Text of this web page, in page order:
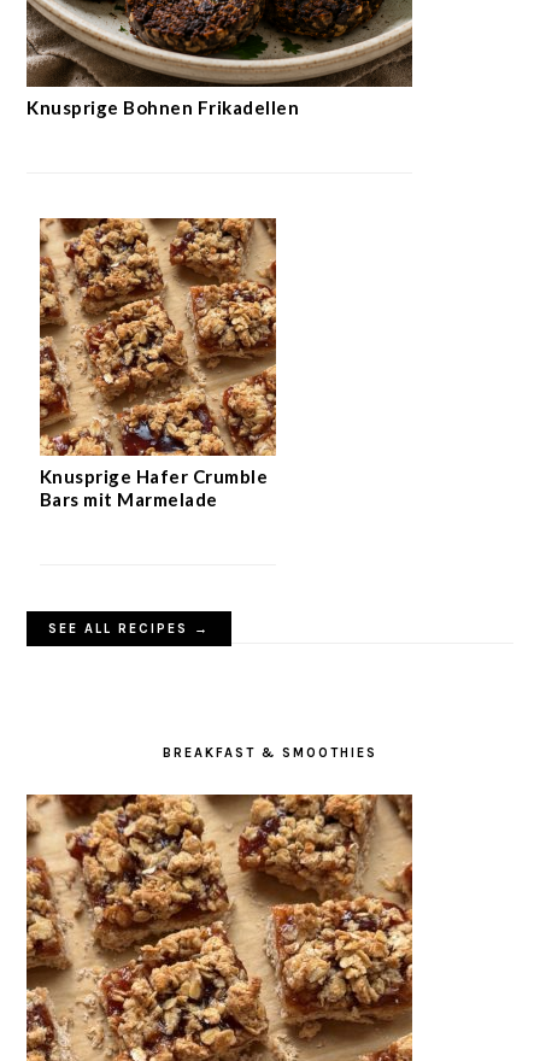
Knusprige Bohnen Frikadellen
Knusprige Hafer Crumble
Bars mit Marmelade
SEE ALL RECIPES →
BREAKFAST & SMOOTHIES